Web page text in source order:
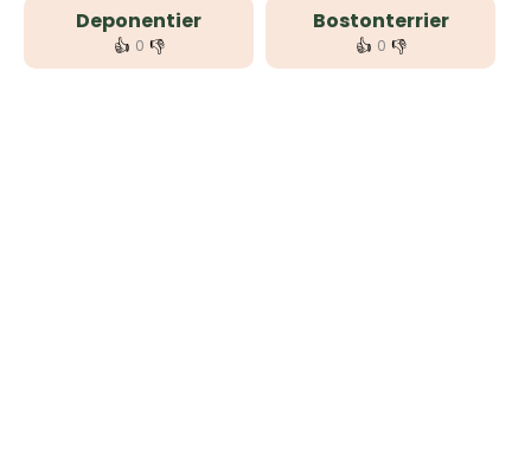
Deponentier
👍 0 👎
Bostonterrier
👍 0 👎